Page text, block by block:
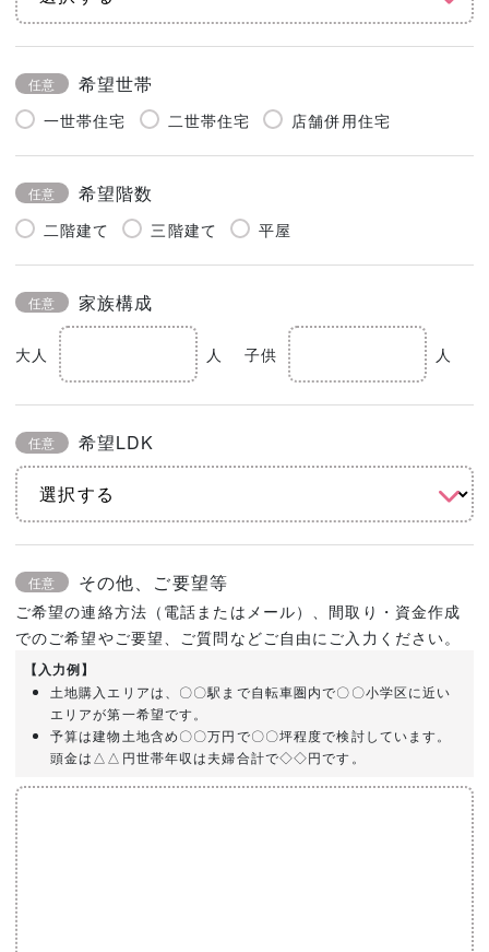
任意 希望世帯
一世帯住宅 二世帯住宅 店舗併用住宅
任意 希望階数
二階建て 三階建て 平屋
任意 家族構成
大人 人 子供 人
任意 希望LDK
任意 その他、ご要望等
ご希望の連絡方法（電話またはメール）、間取り・資金作成
でのご希望やご要望、ご質問などご自由にご入力ください。
【入力例】
土地購入エリアは、〇〇駅まで自転車圏内で〇〇小学区に近い
エリアが第一希望です。
予算は建物土地含め〇〇万円で〇〇坪程度で検討しています。
頭金は△△円世帯年収は夫婦合計で◇◇円です。